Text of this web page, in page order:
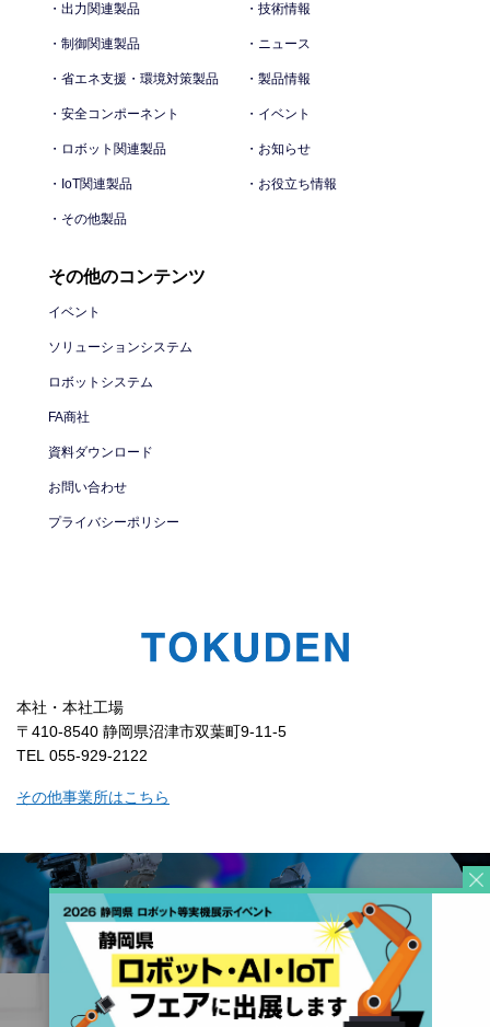
・出力関連製品
・制御関連製品
・省エネ支援・環境対策製品
・安全コンポーネント
・ロボット関連製品
・IoT関連製品
・その他製品
・技術情報
・ニュース
・製品情報
・イベント
・お知らせ
・お役立ち情報
その他のコンテンツ
イベント
ソリューションシステム
ロボットシステム
FA商社
資料ダウンロード
お問い合わせ
プライバシーポリシー
本社・本社工場
〒410-8540 静岡県沼津市双葉町9-11-5
TEL 055-929-2122
その他事業所はこちら
コーポレートサイト